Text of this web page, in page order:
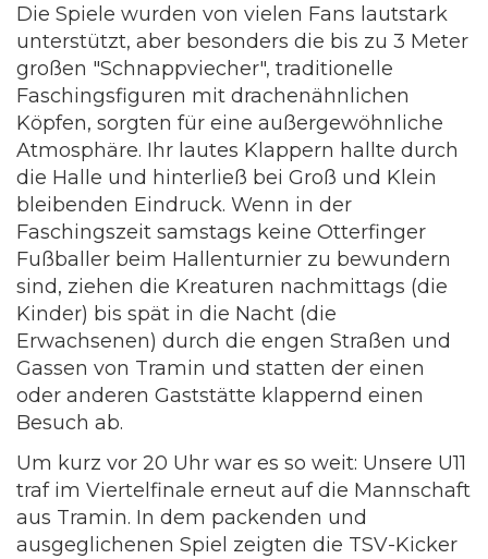
Die Spiele wurden von vielen Fans lautstark
unterstützt, aber besonders die bis zu 3 Meter
großen "Schnappviecher", traditionelle
Faschingsfiguren mit drachenähnlichen
Köpfen, sorgten für eine außergewöhnliche
Atmosphäre. Ihr lautes Klappern hallte durch
die Halle und hinterließ bei Groß und Klein
bleibenden Eindruck. Wenn in der
Faschingszeit samstags keine Otterfinger
Fußballer beim Hallenturnier zu bewundern
sind, ziehen die Kreaturen nachmittags (die
Kinder) bis spät in die Nacht (die
Erwachsenen) durch die engen Straßen und
Gassen von Tramin und statten der einen
oder anderen Gaststätte klappernd einen
Besuch ab.
Um kurz vor 20 Uhr war es so weit: Unsere U11
traf im Viertelfinale erneut auf die Mannschaft
aus Tramin. In dem packenden und
ausgeglichenen Spiel zeigten die TSV-Kicker